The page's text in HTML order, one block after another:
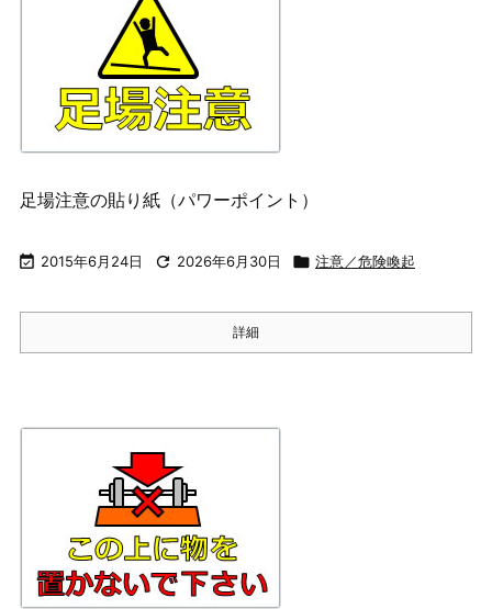
足場注意の貼り紙（パワーポイント）
 2015年6月24日  2026年6月30日  注意／危険喚起
詳細